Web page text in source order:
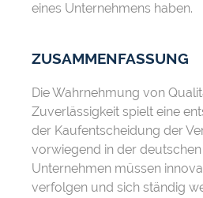
eines Unternehmens haben.
ZUSAMMENFASSUNG
Die Wahrnehmung von
Zuverlässigkeit spielt eine
der Kaufentscheidung der
vorwiegend in der
Unternehmen müssen
verfolgen und sich ständig